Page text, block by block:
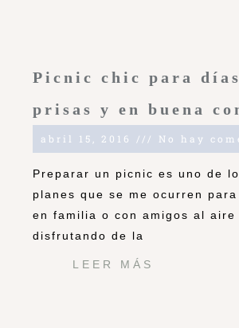
Picnic chic para
prisas y en buena
abril 15, 2016 No hay
Preparar un picnic es uno de
planes que se me ocurren
en familia o con amigos al aire
disfrutando de la
LEER MÁS